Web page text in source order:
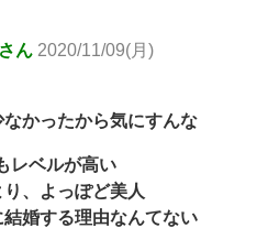
ん 2020/11/09(月)
かったから気にすんな
レベルが高い
、よっぽど美人
婚する理由なんてない